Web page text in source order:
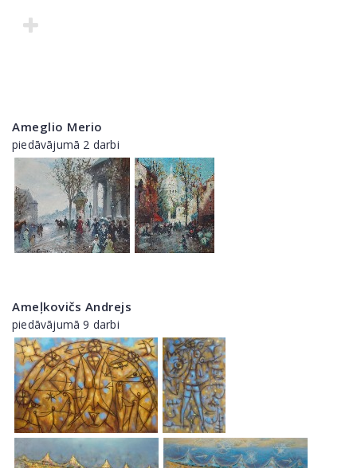
Ameglio Merio
piedāvājumā 2 darbi
Ameļkovičs Andrejs
piedāvājumā 9 darbi